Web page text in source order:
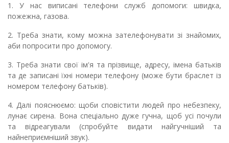
1. У нас виписані телефони служб допомоги: швидка,
пожежна, газова.
2. Треба знати, кому можна зателефонувати зі знайомих,
аби попросити про допомогу.
3. Треба знати свої ім'я та прізвище, адресу, імена батьків
та де записані їхні номери телефону (може бути браслет із
номером телефону батьків).
4. Далі пояснюємо: щоби сповістити людей про небезпеку,
лунає сирена. Вона спеціально дуже гучна, щоб усі почули
та відреагували (спробуйте видати найгучніший та
найнеприємніший звук).